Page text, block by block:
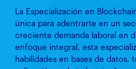
La Especialización en
única para adentrarte en un
creciente demanda laboral en
enfoque integral, esta
habilidades en bases de datos,